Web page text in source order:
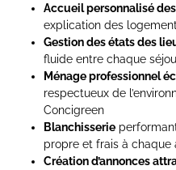
Accueil personnalisé
explication des
Gestion des états des
fluide entre chaque
Ménage professionnel
respectueux de
Concigreen
Blanchisserie
propre et frais à chaque
Création d’annonces